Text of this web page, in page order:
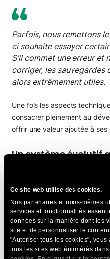
Ce site web utilise des cookies.
Nos partenaires et nous-mêmes
services et fonctionnalités
données sur la manière dont les
site et de personnaliser le
"Autoriser tous les cookies",
tous les sites web énumérés dans
Parfois, nous remettons
ci souhaite essayer
S’il commet une erreur et
corriger, les sauvegardes
alors extrêmement utiles.
Une fois les aspects
consacrer pleinement au
offrir une valeur ajoutée à
Un système évolutif
fiable :il fournit le cadre
entreprise de manière
Que le client souhaite se
lui-même son compte, Oscar
SiteGround pour intervenir